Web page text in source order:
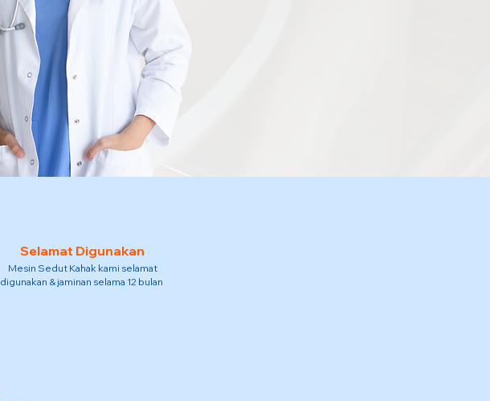
Selamat Digunakan
Mesin Sedut Kahak kami selamat
digunakan & jaminan selama 12 bulan